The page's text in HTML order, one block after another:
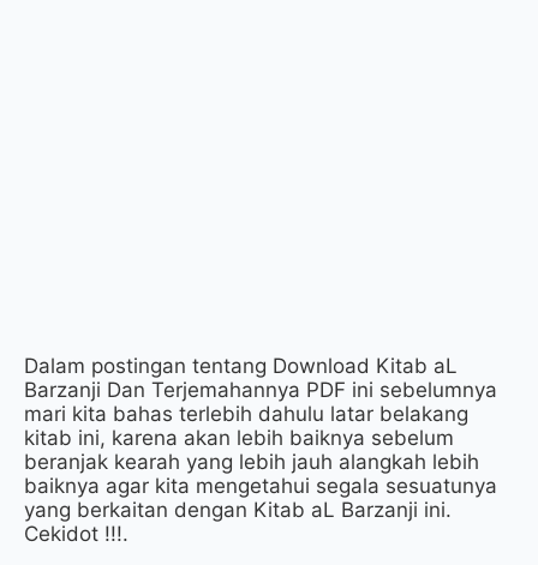
Dalam postingan tentang Download Kitab aL
Barzanji Dan Terjemahannya PDF ini sebelumnya
mari kita bahas terlebih dahulu latar belakang
kitab ini, karena akan lebih baiknya sebelum
beranjak kearah yang lebih jauh alangkah lebih
baiknya agar kita mengetahui segala sesuatunya
yang berkaitan dengan Kitab aL Barzanji ini.
Cekidot !!!.